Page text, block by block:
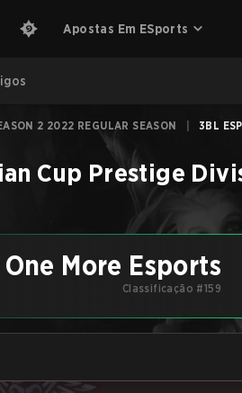
Apostas Em ESports
2 2022 REGULAR SEASON 3BL
Cup Prestige
One More Esports
Classificação #159